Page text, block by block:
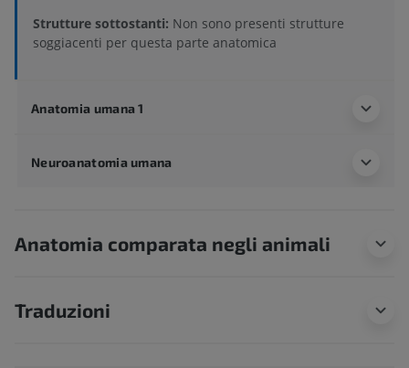
Strutture sottostanti: Non sono presenti strutture
soggiacenti per questa parte anatomica
Anatomia umana 1
Neuroanatomia umana
Anatomia comparata negli animali
Traduzioni